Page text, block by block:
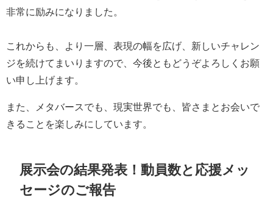
非常に励みになりました。
これからも、より一層、表現の幅を広げ、新しいチャレン
ジを続けてまいりますので、今後ともどうぞよろしくお願
い申し上げます。
また、メタバースでも、現実世界でも、皆さまとお会いで
きることを楽しみにしています。
展示会の結果発表！動員数と応援メッ
セージのご報告